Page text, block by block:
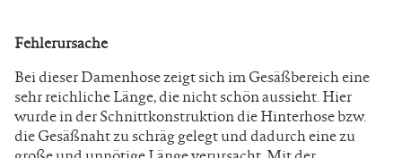
Fehlerursache
Bei dieser Damenhose zeigt sich im Gesäßbereich eine
sehr reichliche Länge, die nicht schön aussieht. Hier
wurde in der Schnittkonstruktion die Hinterhose bzw.
die Gesäßnaht zu schräg gelegt und dadurch eine zu